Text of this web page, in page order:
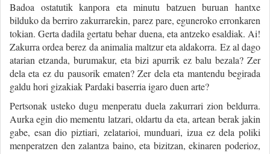
Badoa ostatutik kanpora eta minutu batzuen buruan hantxe
bilduko da berriro zakurrarekin, parez pare, eguneroko erronkaren
tokian. Gerta dadila gertatu behar duena, eta antzeko esaldiak. Ai!
Zakurra ordea berez da animalia maltzur eta aldakorra. Ez al dago
atarian etzanda, burumakur, eta bizi apurrik ez balu bezala? Zer
dela eta ez du pausorik ematen? Zer dela eta mantendu begirada
galdu hori gizakiak Pardaki baserria igaro duen arte?
Pertsonak usteko dugu menperatu duela zakurrari zion beldurra.
Aurka egin dio mementu latzari, oldartu da eta, artean berak jakin
gabe, esan dio piztiari, zelatarioi, munduari, izua ez dela poliki
menperatzen den zalantza baino, eta bizitzan, ekinaren poderioz,